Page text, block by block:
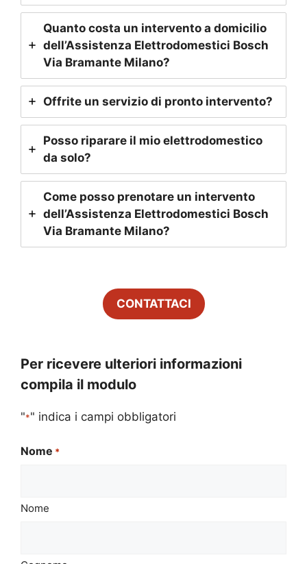
Quanto costa un intervento a domicilio
dell’Assistenza Elettrodomestici Bosch
Via Bramante Milano?
Offrite un servizio di pronto intervento?
Posso riparare il mio elettrodomestico
da solo?
Come posso prenotare un intervento
dell’Assistenza Elettrodomestici Bosch
Via Bramante Milano?
CONTATTACI
Per ricevere ulteriori informazioni
compila il modulo
"*" indica i campi obbligatori
Nome *
Nome